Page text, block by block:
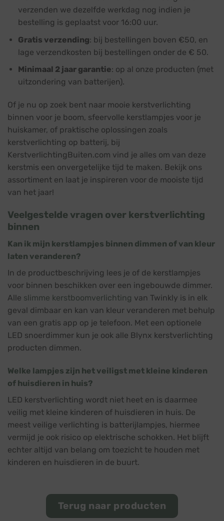
verzenden we dezelfde werkdag nog indien je
bestelling is geplaatst voor 16:00 uur.
Gratis verzending: bij bestellingen boven €50, en
lage verzendkosten bij bestellingen onder de € 50.
Minimaal 2 jaar garantie: op al onze producten (met
uitzondering van batterijen).
Of je nu op zoek bent naar mooie kerstverlichting
binnen voor je boom, sfeervolle kerstlampjes voor je
huiskamer, of praktische oplossingen zoals
kerstverlichting op batterij, bij
KerstverlichtingBuiten.com vind je alles om van deze
kerstmis een onvergetelijke tijd te maken. Bekijk ons
assortiment en laat je inspireren voor de mooiste tijd
van het jaar!
Veelgestelde vragen over kerstverlichting
binnen
Kan ik mijn kerstlampjes binnen dimmen of van kleur
laten veranderen?
In de productbeschrijving lees je of de kerstlampjes
voor binnen beschikken over een ingebouwde dimmer.
Alle slimme kerstboomverlichting van Twinkly is in elk
geval dimbaar en kan van kleur veranderen met behulp
van een gratis app op je telefoon. Met een optionele
LED snoerdimmer kun je ook alle Blynx kerstverlichting
producten dimmen.
Welke lampjes zijn het veiligst met kleine kinderen
of huisdieren in huis?
LED kerstverlichting wordt niet heet en is daarmee
veilig met kleine kinderen of huisdieren in huis. De
meest veilige verlichting is batterijlampjes, hiermee
vermijd je ook risico op elektrische schokken. Het blijft
echter altijd van belang om toezicht te houden met
kinderen en huisdieren in de buurt.
Terug naar producten